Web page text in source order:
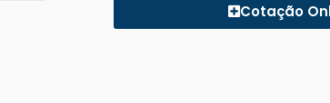
Cotação